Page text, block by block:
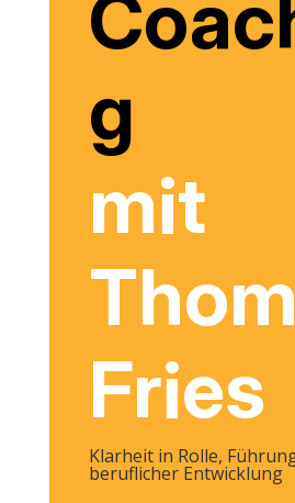
g
mit
Fries
Klarheit in Rolle,
beruflicher Entwicklung